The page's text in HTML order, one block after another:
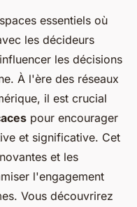
essentiels où
les décideurs
les décisions
À l'ère des réseaux
il est crucial
pour encourager
et significative. Cet
et les
l'engagement
Vous découvrirez